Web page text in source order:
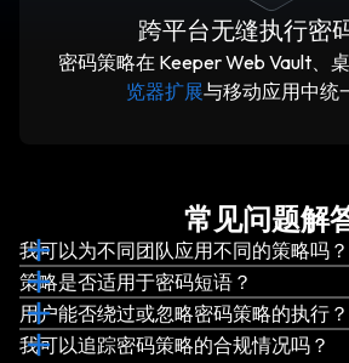
跨平台无缝执行密
密码策略在 Keeper Web Vault、
览器扩展与移动应用中统
常见问题解
我可以为不同团队应用不同的策略吗？
策略是否适用于密码短语？
用户能否绕过或忽略密码策略的执行？
我可以追踪密码策略的合规情况吗？